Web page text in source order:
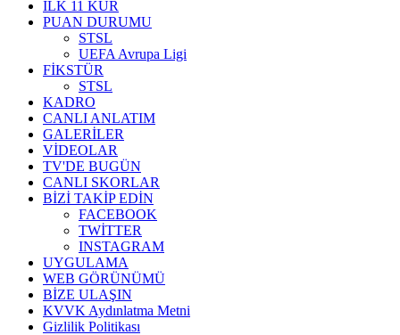
İLK 11 KUR
PUAN DURUMU
STSL
UEFA Avrupa Ligi
FİKSTÜR
STSL
KADRO
CANLI ANLATIM
GALERİLER
VİDEOLAR
TV'DE BUGÜN
CANLI SKORLAR
BİZİ TAKİP EDİN
FACEBOOK
TWİTTER
INSTAGRAM
UYGULAMA
WEB GÖRÜNÜMÜ
BİZE ULAŞIN
KVVK Aydınlatma Metni
Gizlilik Politikası